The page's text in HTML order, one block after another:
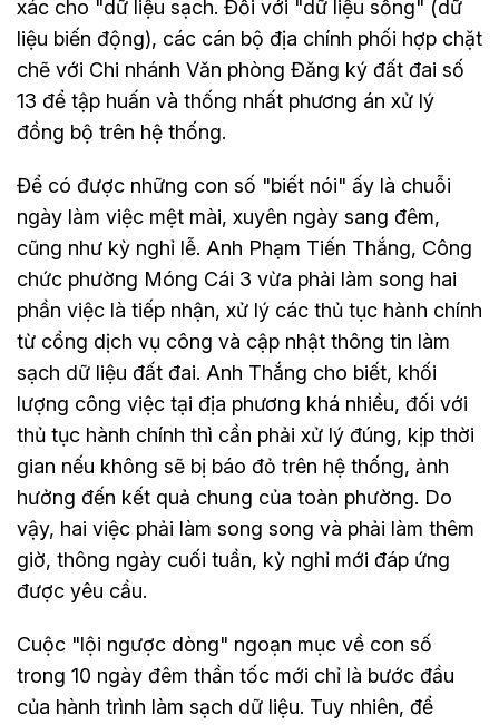
xác cho "dữ liệu sạch. Đối với "dữ liệu sống" (dữ
liệu biến động), các cán bộ địa chính phối hợp chặt
chẽ với Chi nhánh Văn phòng Đăng ký đất đai số
13 để tập huấn và thống nhất phương án xử lý
đồng bộ trên hệ thống.
Để có được những con số "biết nói" ấy là chuỗi
ngày làm việc mệt mài, xuyên ngày sang đêm,
cũng như kỳ nghỉ lễ. Anh Phạm Tiến Thắng, Công
chức phường Móng Cái 3 vừa phải làm song hai
phần việc là tiếp nhận, xử lý các thủ tục hành chính
từ cổng dịch vụ công và cập nhật thông tin làm
sạch dữ liệu đất đai. Anh Thắng cho biết, khối
lượng công việc tại địa phương khá nhiều, đối với
thủ tục hành chính thì cần phải xử lý đúng, kịp thời
gian nếu không sẽ bị báo đỏ trên hệ thống, ảnh
hưởng đến kết quả chung của toàn phường. Do
vậy, hai việc phải làm song song và phải làm thêm
giờ, thông ngày cuối tuần, kỳ nghỉ mới đáp ứng
được yêu cầu.
Cuộc "lội ngược dòng" ngoạn mục về con số
trong 10 ngày đêm thần tốc mới chỉ là bước đầu
của hành trình làm sạch dữ liệu. Tuy nhiên, để